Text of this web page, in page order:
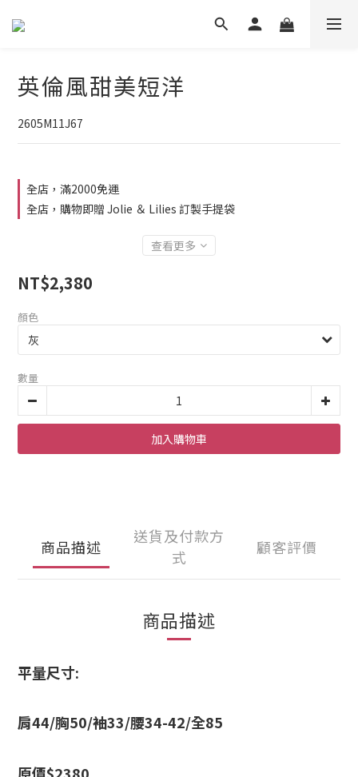
英倫風甜美短洋
2605M11J67
全店，滿2000免運
全店，購物即贈 Jolie ＆ Lilies 訂製手提袋
查看更多
NT$2,380
顏色
數量
加入購物車
商品描述
送貨及付款方
式
顧客評價
商品描述
平量尺寸:
肩44/胸50/袖33/腰34-42/全85